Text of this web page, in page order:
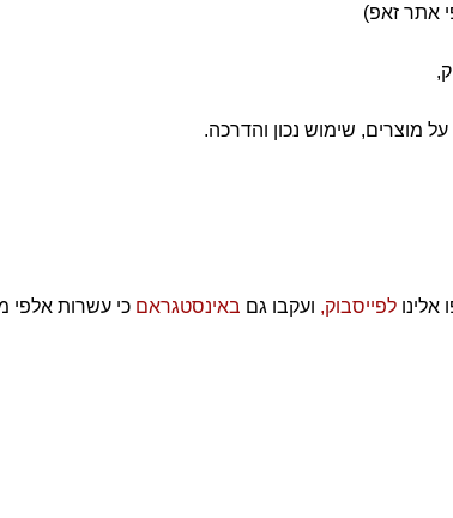
מוצרים, שימוש נכון והדרכה.
אלינולפייסבוק, ועקבו גם באינסטגראם כי עשרות אלפי